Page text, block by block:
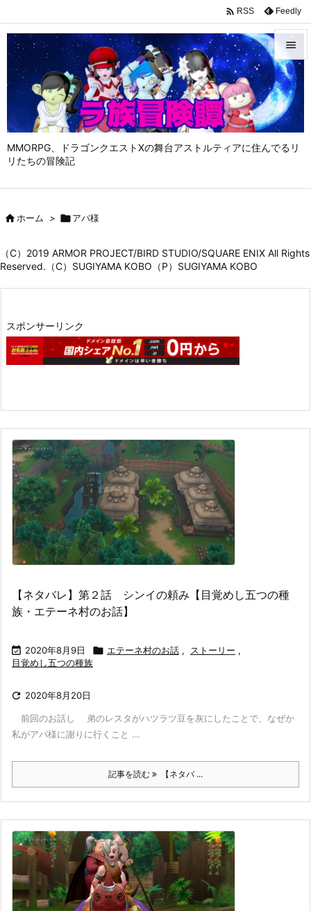
MMORPG、ドラゴンクエストⅩの舞台アストルティアに住んでるリ
リたちの冒険記


メニュ

サイド

 RSS Feedly
ホーム > アバ様
（C）2019 ARMOR PROJECT/BIRD STUDIO/SQUARE ENIX All Rights
Reserved.（C）SUGIYAMA KOBO（P）SUGIYAMA KOBO
スポンサーリンク
【ネタバレ】第２話 シンイの頼み【目覚めし五つの種
族・エテーネ村のお話】
 2020年8月9日  エテーネ村のお話 , ストーリー ,
目覚めし五つの種族
 2020年8月20日
前回のお話し 弟のレスタがハツラツ豆を灰にしたことで、なぜか
私がアバ様に謝りに行くこと ...
記事を読む 【ネタバ ...